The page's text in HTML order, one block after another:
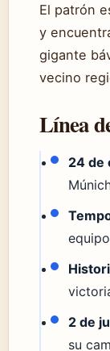
El patrón
y
gigante
vecino
Línea
24 de
2 de
su